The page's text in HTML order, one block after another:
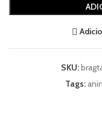
SKU:
Tags: